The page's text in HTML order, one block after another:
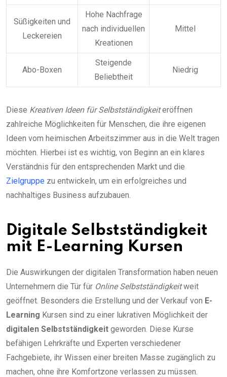
Süßigkeiten und
Leckereien
Hohe Nachfrage
nach individuellen
Kreationen
Mittel
Abo-Boxen
Steigende
Beliebtheit
Niedrig
Diese Kreativen Ideen für Selbstständigkeiteröffnen
zahlreiche Möglichkeiten für Menschen, die ihre eigenen
Ideen vom heimischen Arbeitszimmer aus in die Welt tragen
möchten. Hierbei ist es wichtig, von Beginn an ein klares
Verständnis für den entsprechenden Markt und die
Zielgruppe zu entwickeln, um ein erfolgreiches und
nachhaltiges Business aufzubauen.
Digitale Selbstständigkeit
mit E-Learning Kursen
Die Auswirkungen der digitalen Transformation haben neuen
Unternehmern die Tür für Online Selbstständigkeitweit
geöffnet. Besonders die Erstellung und der Verkauf von E-
Learning Kursen sind zu einer lukrativen Möglichkeit der
digitalen Selbstständigkeit geworden. Diese Kurse
befähigen Lehrkräfte und Experten verschiedener
Fachgebiete, ihr Wissen einer breiten Masse zugänglich zu
machen, ohne ihre Komfortzone verlassen zu müssen.